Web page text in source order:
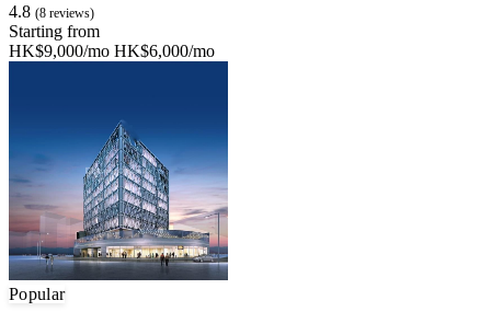
4.8 (8 reviews)
Starting from
HK$9,000/mo HK$6,000/mo
Popular